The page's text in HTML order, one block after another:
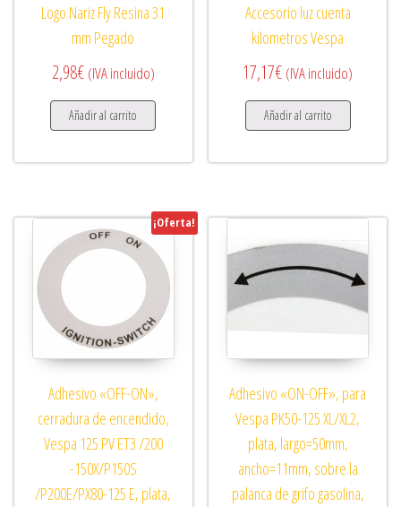
Logo Nariz Fly Resina 31
mm Pegado
2,98€ (IVA incluido)
Añadir al carrito
Accesorio luz cuenta
kilometros Vespa
17,17€ (IVA incluido)
Añadir al carrito
¡Oferta!
Adhesivo «OFF-ON»,
cerradura de encendido,
Vespa 125 PV ET3 /200
-150X/P150S
/P200E/PX80-125 E, plata,
Adhesivo «ON-OFF», para
Vespa PK50-125 XL/XL2,
plata, largo=50mm,
ancho=11mm, sobre la
palanca de grifo gasolina,